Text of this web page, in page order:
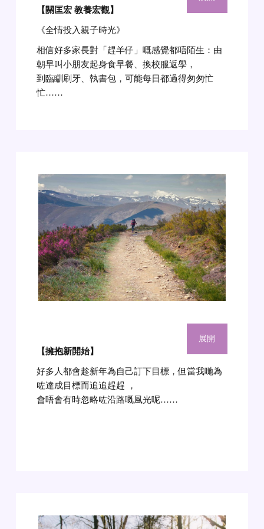
【關匡宏 教養宏觀】
《全情投入親子時光》
相信好多家長對「趕羊仔」嘅感覺都唔陌生：由
朝早叫小朋友起身食早餐、換校服返學，
到臨瞓刷牙、執書包，可能每日都過得匆匆忙
忙……
【擁抱新開始】
好多人都會趁新年為自己訂下目標，但當我哋為
咗達成目標而追追趕趕 ，
會唔會有時忽略咗沿路嘅風光呢……
展開